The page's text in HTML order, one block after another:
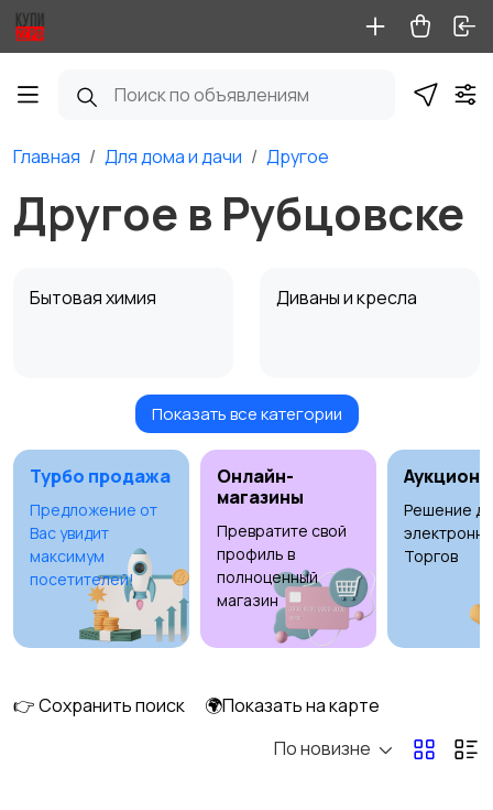
Главная Для дома и дачи Другое
Другое в Рубцовске
Бытовая химия Диваны и кресла
Кровати и матрасы Кухонные гарнитуры
Освещение
Оформление
интерьера
сигнализации
Показать все категории
Турбо продажа
Предложение от
Вас увидит
максимум
посетителей!
Онлайн-
магазины
Превратите свой
профиль в
полноценный
магазин
Аукционы
Решение
Торгов
👉 Сохранить поиск
🌍Показать на карте
По новизне